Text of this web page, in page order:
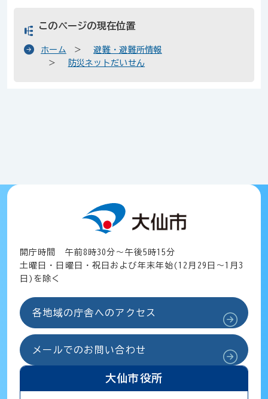
このページの現在位置
ホーム
避難・避難所情報
防災ネットだいせん
開庁時間 午前8時30分～午後5時15分
土曜日・日曜日・祝日および年末年始(12月29日～1月3
日)を除く
各地域の庁舎へのアクセス
メールでのお問い合わせ
大仙市役所